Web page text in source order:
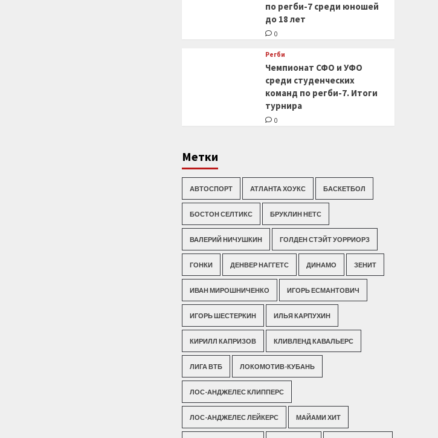
по регби-7 среди юношей
до 18 лет
0
Регби
Чемпионат СФО и УФО
среди студенческих
команд по регби-7. Итоги
турнира
0
Метки
АВТОСПОРТ АТЛАНТА ХОУКС БАСКЕТБОЛ
БОСТОН СЕЛТИКС БРУКЛИН НЕТС
ВАЛЕРИЙ НИЧУШКИН ГОЛДЕН СТЭЙТ УОРРИОРЗ
ГОНКИ ДЕНВЕР НАГГЕТС ДИНАМО ЗЕНИТ
ИВАН МИРОШНИЧЕНКО ИГОРЬ ЕСМАНТОВИЧ
ИГОРЬ ШЕСТЕРКИН ИЛЬЯ КАРПУХИН
КИРИЛЛ КАПРИЗОВ КЛИВЛЕНД КАВАЛЬЕРС
ЛИГА ВТБ ЛОКОМОТИВ-КУБАНЬ
ЛОС-АНДЖЕЛЕС КЛИППЕРС
ЛОС-АНДЖЕЛЕС ЛЕЙКЕРС МАЙАМИ ХИТ